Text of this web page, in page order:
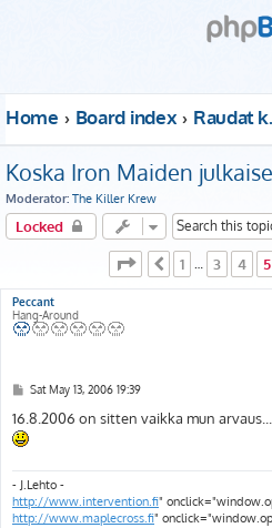
Home Board index
Koska Iron Maiden
Moderator: The Killer Krew
Locked
Page 5of
Previous
1 3 4 5
Peccant
Hang-Around
P
s
t
Sat May 13, 2006 19:39
16.8.2006 on sitten vaikka mun
- J.Lehto -
http://www.intervention.fi"
http://www.maplecross.fi"